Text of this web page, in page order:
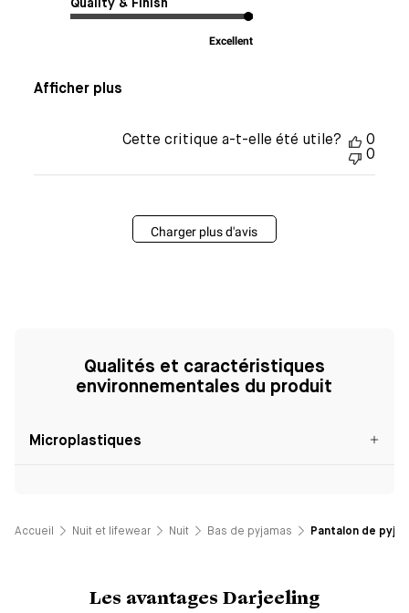
Quality & Finish
Excellent
Afficher plus
Cette critique a-t-elle été utile?
0
0
Charger plus d'avis
Qualités et caractéristiques
environnementales du produit
Microplastiques
Accueil Nuit et lifewear Nuit Bas de pyjamas Pantalon de
Les avantages Darjeeling